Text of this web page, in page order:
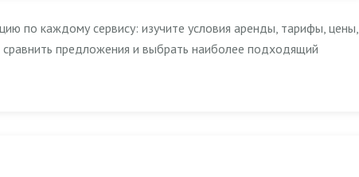
по каждому сервису: изучите условия аренды, тарифы, цены,
предложения и выбрать наиболее подходящий